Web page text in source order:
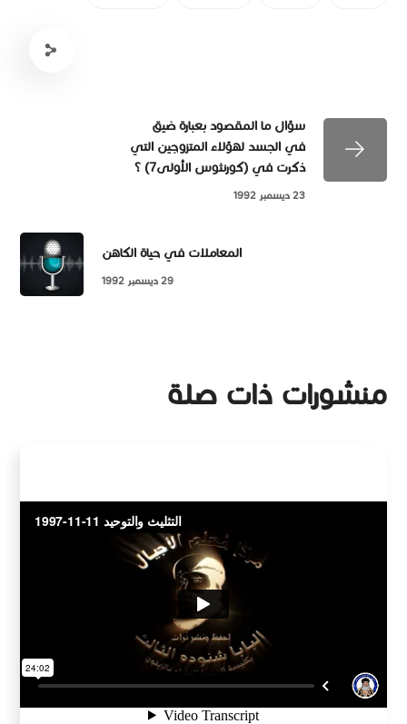
سؤال ما المقصود بعبارة ضيق
في الجسد لهؤلاء المتزوجين التي
ذكرت في (كورنثوس الأولى7) ؟
23 ديسمبر 1992
المعاملات في حياة الكاهن
29 ديسمبر 1992
منشورات ذات صلة